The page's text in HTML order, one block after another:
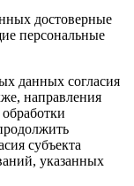
достоверные
персональные
данных согласия
направления
субъекта
указанных